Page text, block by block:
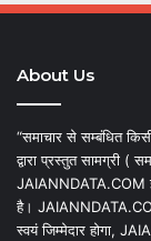
About Us
“समाचार से सम्बंधित
द्वारा प्रस्तुत सामग्री (
JAIANNDATA.COM
है।
स्वयं जिम्मेदार होगा,